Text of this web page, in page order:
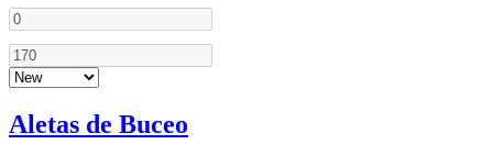
Aletas de Buceo